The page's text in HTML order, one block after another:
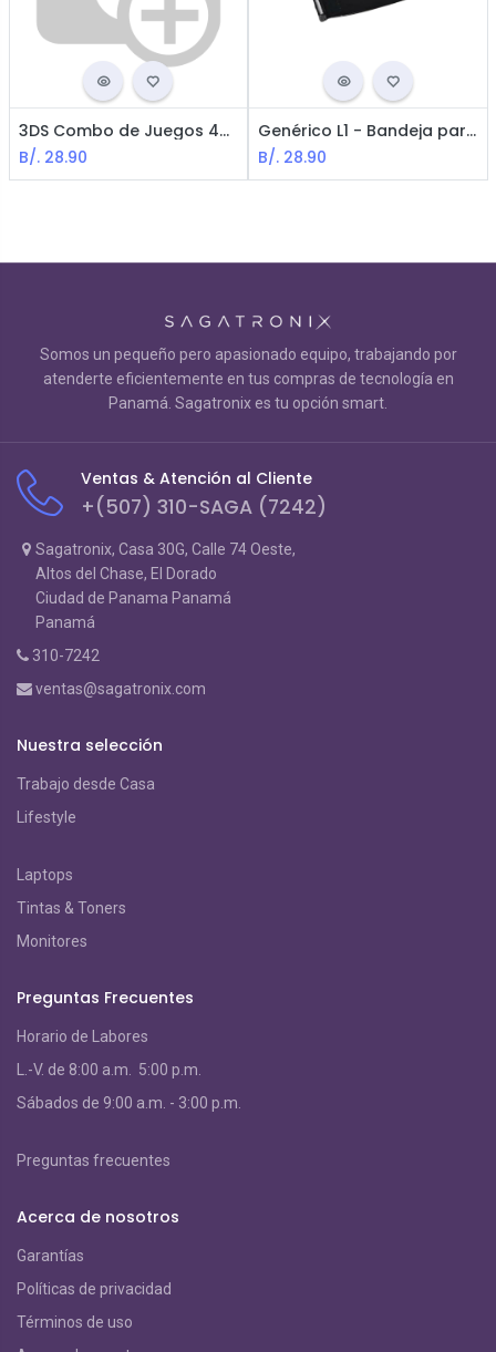
3DS Combo de Juegos 480-en-1 para DS
B/. 28.90
Genérico L1 - Bandeja para Laptop con Soporte para Brazo Z100 & Z200 / Soporta hasta 25 lbs / Metal / Negro
B/. 28.90
Somos un pequeño pero apasionado equipo, trabajando por
atenderte eficientemente en tus compras de tecnología en
Panamá. Sagatronix es tu opción smart.
Ventas & Atención al Cliente
+(507) 310-SAGA (7242)
Sagatronix, Casa 30G, Calle 74 Oeste,
Altos del Chase, El Dorado
Ciudad de Panama Panamá
Panamá
310-7242
ventas@sagatronix.com
Nuestra selección
Trabajo desde Casa
Lifestyle
Laptops
Tintas & Toners
Monitores
Preguntas Frecuentes
Horario de Labores
L.-V. de 8:00 a.m. 5:00 p.m.
Sábados de 9:00 a.m. - 3:00 p.m.
Preguntas frecuentes
Acerca de nosotros
Garantías
Políticas de privacidad
Términos de uso